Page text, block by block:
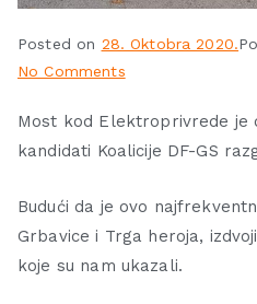
Posted on 28. Oktobra 2020.
No Comments
Most kod Elektroprivrede je
kandidati Koalicije DF-GS
Budući da je ovo
Grbavice i Trga heroja,
koje su nam ukazali.